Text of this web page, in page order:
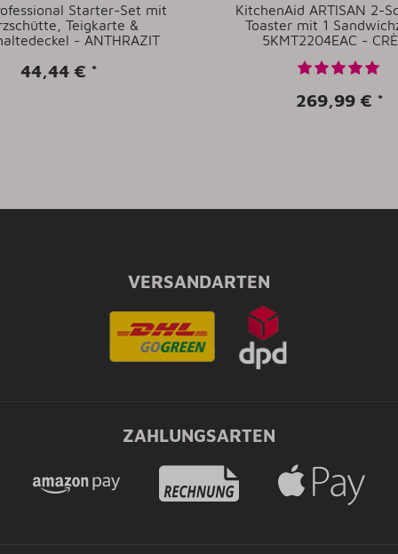
Starter-Set mit
Teigkarte &
- ANTHRAZIT
44,44 € *
KitchenAid ARTISAN 2-
Toaster mit 1
5KMT2204EAC -
269,99 € *
VERSANDARTEN
ZAHLUNGSARTEN